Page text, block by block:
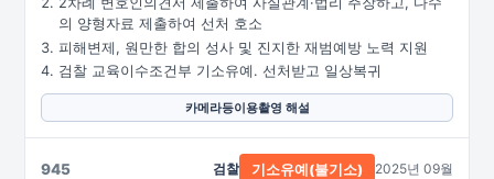
의 양형자료 제출하여 선처 호소
피해변제, 원만한 합의 성사 및 진지한 재범예방 노력 지원
검찰 교육이수조건부 기소유예. 선처받고 일상복귀
카메라등이용촬영 해설
945 검찰 기소유예(불기소) 2025년 09월